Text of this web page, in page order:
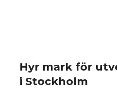
Hyr mark för
i Stockholm